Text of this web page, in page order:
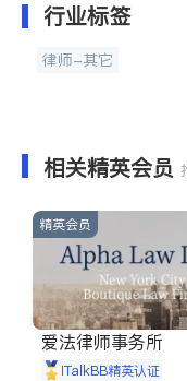
行业标签
律师-其它
相关精英会员
精英会员
爱法律师事务所
iTalkBB精英认证